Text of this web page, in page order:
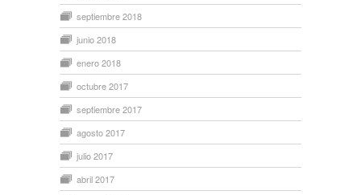
septiembre 2018
junio 2018
enero 2018
octubre 2017
septiembre 2017
agosto 2017
julio 2017
abril 2017